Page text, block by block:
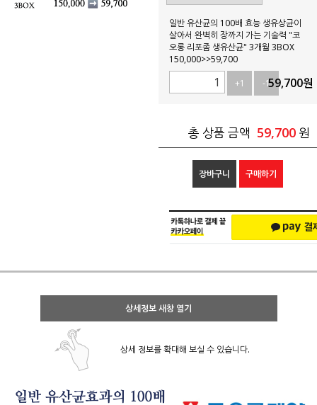
일반 유산균의 100배 효능 생유상균이
살아서 완벽히 장까지 가는 기술력 "코
오롱 리포좀 생유산균" 3개월 3BOX
150,000>>59,700
+1
-159,700원
총 상품 금액 59,700 원
장바구니 구매하기
상세정보 새창 열기
상세 정보를 확대해 보실 수 있습니다.